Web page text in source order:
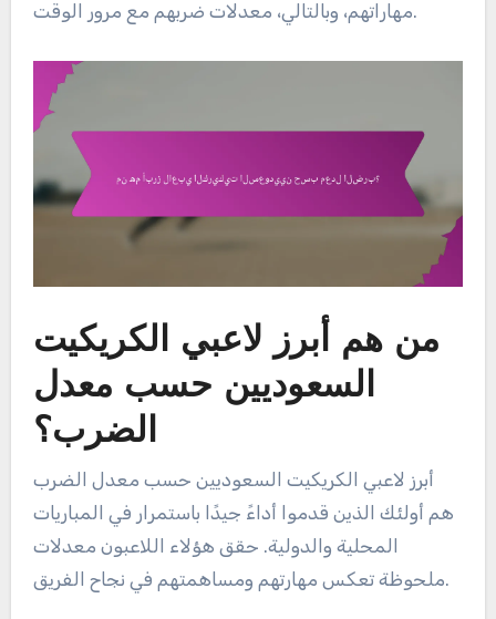
مهاراتهم، وبالتالي، معدلات ضربهم مع مرور الوقت.
من هم أبرز لاعبي الكريكيت
السعوديين حسب معدل
الضرب؟
أبرز لاعبي الكريكيت السعوديين حسب معدل الضرب
هم أولئك الذين قدموا أداءً جيدًا باستمرار في المباريات
المحلية والدولية. حقق هؤلاء اللاعبون معدلات
ملحوظة تعكس مهارتهم ومساهمتهم في نجاح الفريق.